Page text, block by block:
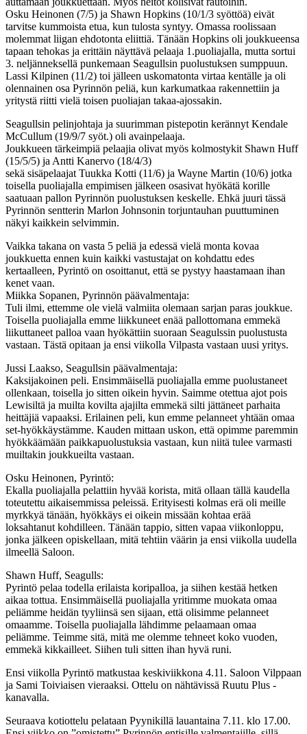
Osku Heinonen (7/5) ja Shawn Hopkins (10/1/3 syöttöä) eivät
tarvitse kummoista etua, kun tulosta syntyy. Omassa roolissaan
molemmat liigan ehdotonta eliittiä. Tänään Hopkins oli joukkueensa
tapaan tehokas ja erittäin näyttävä pelaaja 1.puoliajalla, mutta sortui
3. neljänneksellä punkemaan Seagullsin puolustuksen sumppuun.
Lassi Kilpinen (11/2) toi jälleen uskomatonta virtaa kentälle ja oli
olennainen osa Pyrinnön peliä, kun karkumatkaa rakennettiin ja
yritystä riitti vielä toisen puoliajan takaa-ajossakin.
Seagullsin pelinjohtaja ja suurimman pistepotin kerännyt Kendale
McCullum (19/9/7 syöt.) oli avainpelaaja.
Joukkueen tärkeimpiä pelaajia olivat myös kolmostykit Shawn Huff
(15/5/5) ja Antti Kanervo (18/4/3)
sekä sisäpelaajat Tuukka Kotti (11/6) ja Wayne Martin (10/6) jotka
toisella puoliajalla empimisen jälkeen osasivat hyökätä korille
saatuaan pallon Pyrinnön puolustuksen keskelle. Ehkä juuri tässä
Pyrinnön sentterin Marlon Johnsonin torjuntauhan puuttuminen
näkyi kaikkein selvimmin.
Vaikka takana on vasta 5 peliä ja edessä vielä monta kovaa
joukkuetta ennen kuin kaikki vastustajat on kohdattu edes
kertaalleen, Pyrintö on osoittanut, että se pystyy haastamaan ihan
kenet vaan.
Miikka Sopanen, Pyrinnön päävalmentaja:
Tuli ilmi, ettemme ole vielä valmiita olemaan sarjan paras joukkue.
Toisella puoliajalla emme liikkuneet enää pallottomana emmekä
liikuttaneet palloa vaan hyökättiin suoraan Seagulssin puolustusta
vastaan. Tästä opitaan ja ensi viikolla Vilpasta vastaan uusi yritys.
Jussi Laakso, Seagullsin päävalmentaja:
Kaksijakoinen peli. Ensimmäisellä puoliajalla emme puolustaneet
ollenkaan, toisella jo sitten oikein hyvin. Saimme otettua ajot pois
Lewisiltä ja muilta kovilta ajajilta emmekä silti jättäneet parhaita
heittäjiä vapaaksi. Erilainen peli, kun emme pelanneet yhtään omaa
set-hyökkäystämme. Kauden mittaan uskon, että opimme paremmin
hyökkäämään paikkapuolustuksia vastaan, kun niitä tulee varmasti
muiltakin joukkueilta vastaan.
Osku Heinonen, Pyrintö:
Ekalla puoliajalla pelattiin hyvää korista, mitä ollaan tällä kaudella
toteutettu aikaisemmissa peleissä. Erityisesti kolmas erä oli meille
myrkkyä tänään, hyökkäys ei oikein missään kohtaa erää
loksahtanut kohdilleen. Tänään tappio, sitten vapaa viikonloppu,
jonka jälkeen opiskellaan, mitä tehtiin väärin ja ensi viikolla uudella
ilmeellä Saloon.
Shawn Huff, Seagulls:
Pyrintö pelaa todella erilaista koripalloa, ja siihen kestää hetken
aikaa tottua. Ensimmäisellä puoliajalla yritimme muokata omaa
peliämme heidän tyyliinsä sen sijaan, että olisimme pelanneet
omaamme. Toisella puoliajalla lähdimme pelaamaan omaa
peliämme. Teimme sitä, mitä me olemme tehneet koko vuoden,
emmekä kikkailleet. Siihen tuli sitten ihan hyvä runi.
Ensi viikolla Pyrintö matkustaa keskiviikkona 4.11. Saloon Vilppaan
ja Sami Toiviaisen vieraaksi. Ottelu on nähtävissä Ruutu Plus -
kanavalla.
Seuraava kotiottelu pelataan Pyynikillä lauantaina 7.11. klo 17.00.